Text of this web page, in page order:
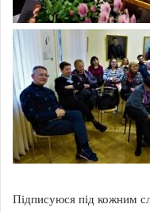
Підписуюся під кожним